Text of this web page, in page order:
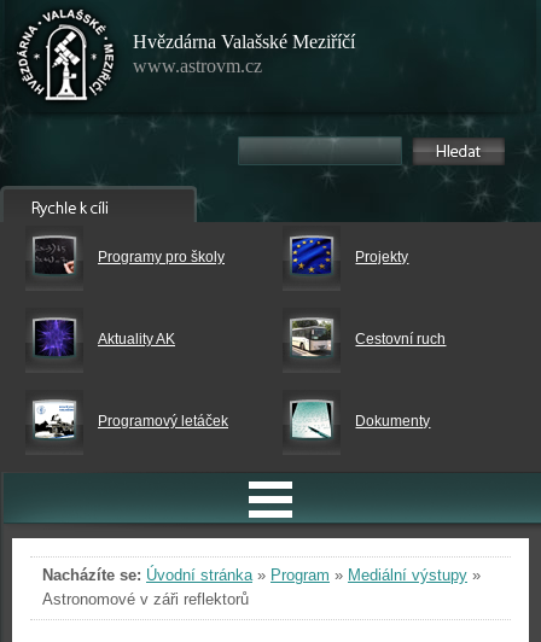
Hvězdárna Valašské Meziříčí
www.astrovm.cz
Programy pro školy Projekty
Aktuality AK Cestovní ruch
Programový letáček Dokumenty
Nacházíte se: Úvodní stránka» Program » Mediální výstupy »
Astronomové v záři reflektorů